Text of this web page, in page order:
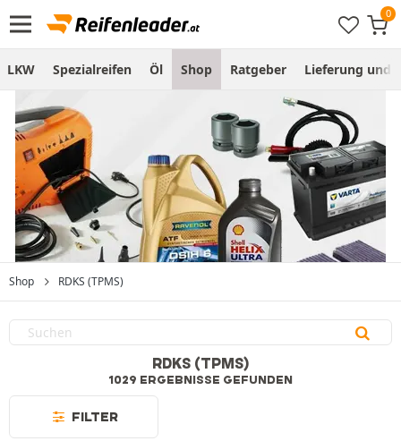
LKW Spezialreifen Öl Shop Ratgeber Lieferung und
Shop RDKS (TPMS)
RDKS (TPMS)
1029 ERGEBNISSE GEFUNDEN
FILTER